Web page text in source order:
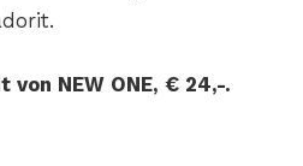
von NEW ONE, € 24,-.